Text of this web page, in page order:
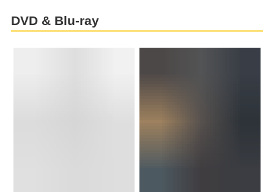
DVD & Blu-ray